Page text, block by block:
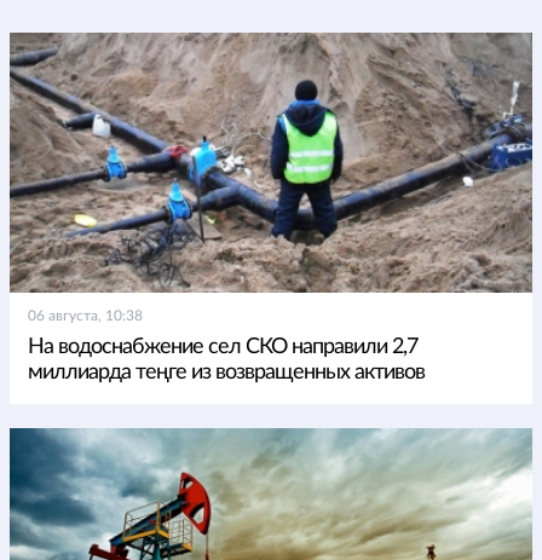
06 августа, 10:38
На водоснабжение сел СКО направили 2,7
миллиарда теңге из возвращенных активов